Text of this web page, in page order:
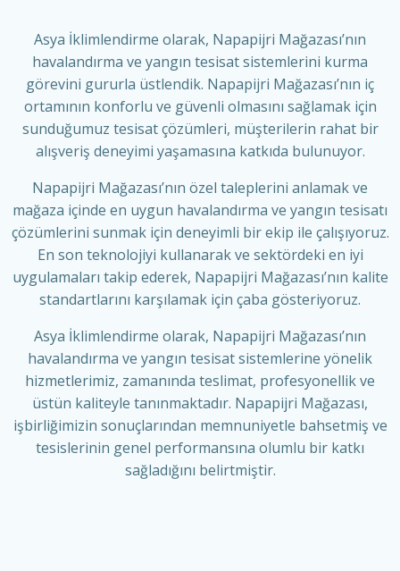
Asya İklimlendirme olarak, Napapijri Mağazası’nın
havalandırma ve yangın tesisat sistemlerini kurma
görevini gururla üstlendik. Napapijri Mağazası’nın iç
ortamının konforlu ve güvenli olmasını sağlamak için
sunduğumuz tesisat çözümleri, müşterilerin rahat bir
alışveriş deneyimi yaşamasına katkıda bulunuyor.
Napapijri Mağazası’nın özel taleplerini anlamak ve
mağaza içinde en uygun havalandırma ve yangın tesisatı
çözümlerini sunmak için deneyimli bir ekip ile çalışıyoruz.
En son teknolojiyi kullanarak ve sektördeki en iyi
uygulamaları takip ederek, Napapijri Mağazası’nın kalite
standartlarını karşılamak için çaba gösteriyoruz.
Asya İklimlendirme olarak, Napapijri Mağazası’nın
havalandırma ve yangın tesisat sistemlerine yönelik
hizmetlerimiz, zamanında teslimat, profesyonellik ve
üstün kaliteyle tanınmaktadır. Napapijri Mağazası,
işbirliğimizin sonuçlarından memnuniyetle bahsetmiş ve
tesislerinin genel performansına olumlu bir katkı
sağladığını belirtmiştir.